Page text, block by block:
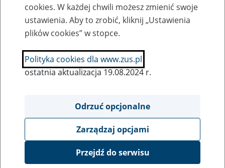
Utworzył/odpowiada: DSP, 23.05.2018 r., godz. 14:29
​​​​​​​Publikator: Anna Borowska GPR, 23.05.2018 r., godz. 14:29
cookies. W każdej chwili możesz zmienić swoje
ustawienia. Aby to zrobić, kliknij „Ustawienia
plików cookies” w stopce.
Polityka cookies dla www.zus.pl
ostatnia aktualizacja 19.08.2024 r.
Odrzuć opcjonalne
Zarządzaj opcjami
Przejdź do serwisu